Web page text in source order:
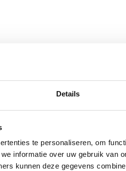
Details
te personaliseren, om
informatie over uw gebruik van
kunnen deze gegevens
x b x h)